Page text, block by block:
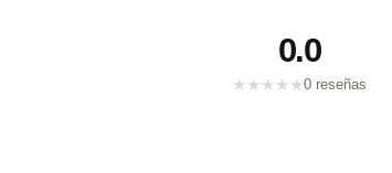
0.0
★ ★ ★ ★ ★0 reseñas